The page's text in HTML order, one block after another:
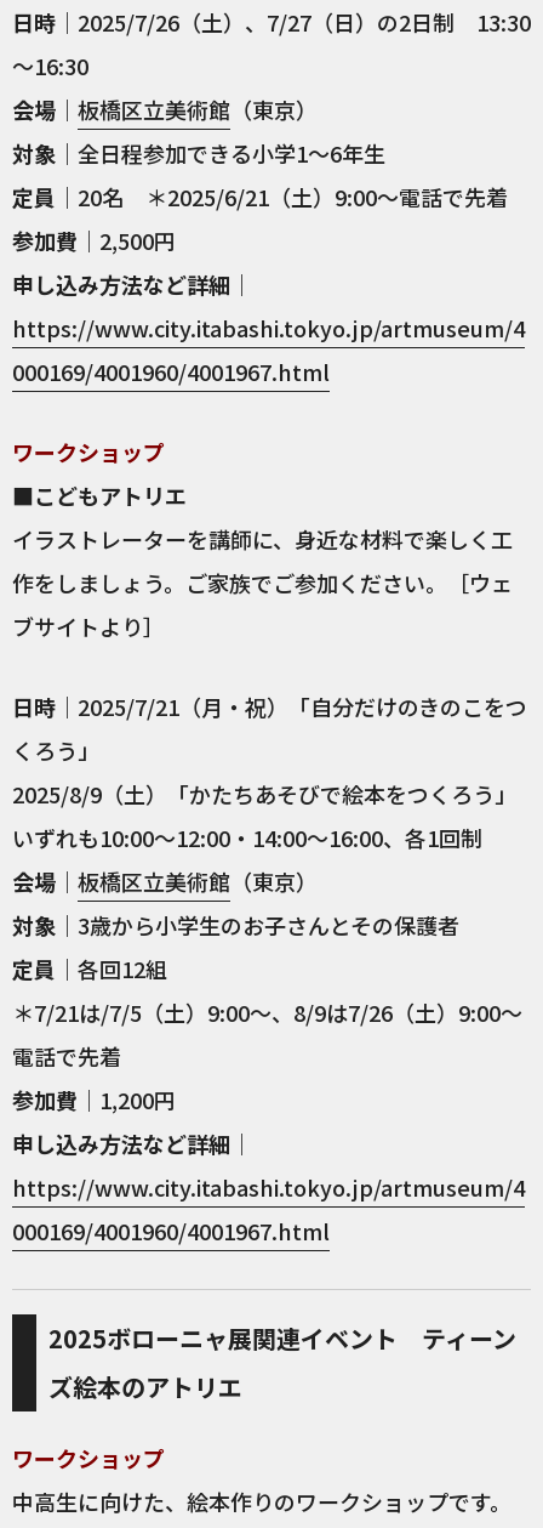
日時 ｜2025/7/26（土）、7/27（日）の2日制 13:30
～16:30
会場 ｜ 板橋区立美術館 （東京）
対象 ｜全日程参加できる小学1～6年生
定員 ｜20名 ＊2025/6/21（土）9:00〜電話で先着
参加費 ｜2,500円
申し込み方法など詳細 ｜
https://www.city.itabashi.tokyo.jp/artmuseum/4
000169/4001960/4001967.html
ワークショップ
■こどもアトリエ
イラストレーターを講師に、身近な材料で楽しく工
作をしましょう。ご家族でご参加ください。［ウェ
ブサイトより］
日時 ｜2025/7/21（月・祝）「自分だけのきのこをつ
くろう」
2025/8/9（土）「かたちあそびで絵本をつくろう」
いずれも10:00〜12:00・14:00〜16:00、各1回制
会場 ｜ 板橋区立美術館 （東京）
対象 ｜3歳から小学生のお子さんとその保護者
定員 ｜各回12組
＊7/21は/7/5（土）9:00〜、8/9は7/26（土）9:00〜
電話で先着
参加費 ｜1,200円
申し込み方法など詳細 ｜
https://www.city.itabashi.tokyo.jp/artmuseum/4
000169/4001960/4001967.html
2025ボローニャ展関連イベント ティーン
ズ絵本のアトリエ
ワークショップ
中高生に向けた、絵本作りのワークショップです。